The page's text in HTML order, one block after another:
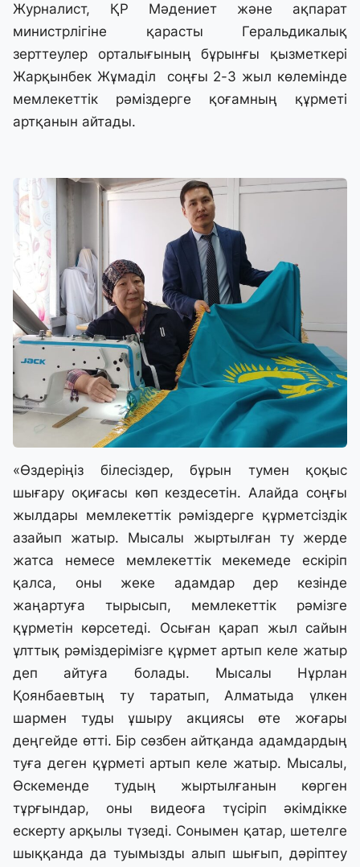
Журналист, ҚР Мәдениет және ақпарат
министрлігіне қарасты Геральдикалық
зерттеулер орталығының бұрынғы қызметкері
Жарқынбек Жұмаділ соңғы 2-3 жыл көлемінде
мемлекеттік рәміздерге қоғамның құрметі
артқанын айтады.
«Өздеріңіз білесіздер, бұрын тумен қоқыс
шығару оқиғасы көп кездесетін. Алайда соңғы
жылдары мемлекеттік рәміздерге құрметсіздік
азайып жатыр. Мысалы жыртылған ту жерде
жатса немесе мемлекеттік мекемеде ескіріп
қалса, оны жеке адамдар дер кезінде
жаңартуға тырысып, мемлекеттік рәмізге
құрметін көрсетеді. Осыған қарап жыл сайын
ұлттық рәміздерімізге құрмет артып келе жатыр
деп айтуға болады. Мысалы Нұрлан
Қоянбаевтың ту таратып, Алматыда үлкен
шармен туды ұшыру акциясы өте жоғары
деңгейде өтті. Бір сөзбен айтқанда адамдардың
туға деген құрметі артып келе жатыр. Мысалы,
Өскеменде тудың жыртылғанын көрген
тұрғындар, оны видеоға түсіріп әкімдікке
ескерту арқылы түзеді. Сонымен қатар, шетелге
шыққанда да туымызды алып шығып, дәріптеу